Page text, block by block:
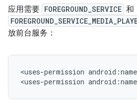
应用需要 FOREGROUND_SERVICE 和
放前台服务：
<uses-permission
<uses-permission